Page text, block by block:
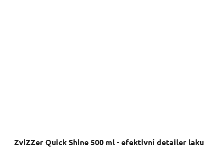
ZviZZer Quick Shine 500 ml - efektivní detailer laku